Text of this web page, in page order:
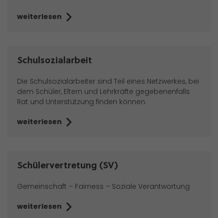
weiterlesen
Schulsozialarbeit
Die Schulsozialarbeiter sind Teil eines Netzwerkes, bei
dem Schüler, Eltern und Lehrkräfte gegebenenfalls
Rat und Unterstützung finden können.
weiterlesen
Schülervertretung (SV)
Gemeinschaft – Fairness – Soziale Verantwortung
weiterlesen